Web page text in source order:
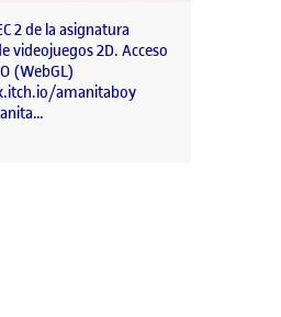
2 de la asignatura
videojuegos 2D. Acceso
(WebGL)
amanitaboy